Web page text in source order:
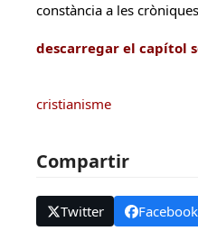
constància a les
descarregar el capítol
cristianisme
Compartir
Twitter Facebook